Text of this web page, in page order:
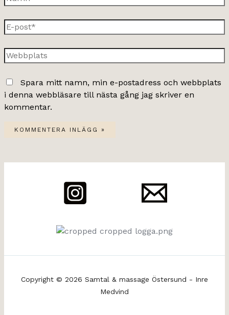
E-
post*
Webbplats
Spara mitt namn, min e-postadress och webbplats
i denna webbläsare till nästa gång jag skriver en
kommentar.
Copyright © 2026 Samtal & massage Östersund - Inre
Medvind